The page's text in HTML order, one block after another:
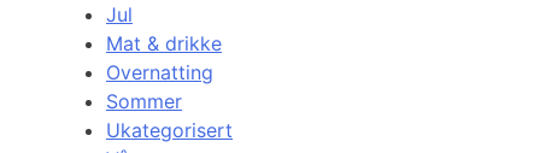
Jul
Mat & drikke
Overnatting
Sommer
Ukategorisert